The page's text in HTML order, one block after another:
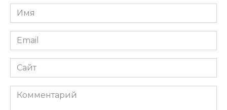
Имя
*
Email
*
Сайт
Комментарий